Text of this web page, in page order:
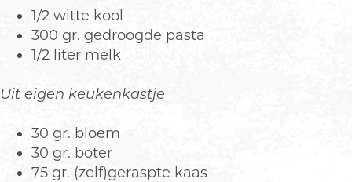
1/2 witte kool
300 gr. gedroogde pasta
1/2 liter melk
Uit eigen keukenkastje
30 gr. bloem
30 gr. boter
75 gr. (zelf)geraspte kaas